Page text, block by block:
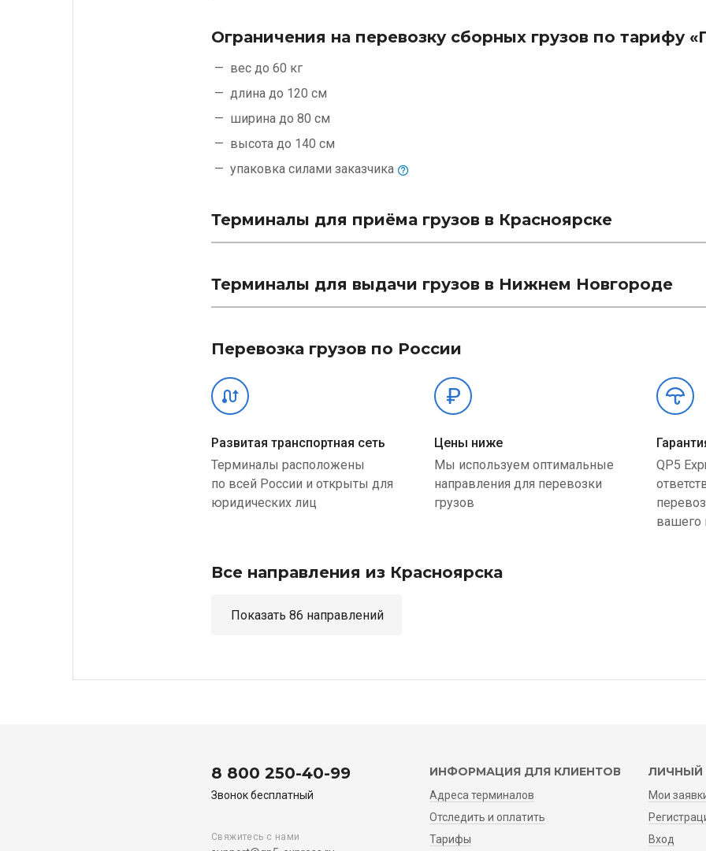
Ограничения на перевозку сборных грузов по тарифу
вес до 60 кг
длина до 120 см
ширина до 80 см
высота до 140 см
упаковка силами заказчика
Терминалы для приёма грузов в Красноярске
Терминалы для выдачи грузов в Нижнем Новгороде
Перевозка грузов по России
Развитая транспортная сеть
Терминалы расположены
по всей России и открыты для
юридических лиц
Цены ниже
Мы используем оптимальные
направления для перевозки
грузов
QP5
вашего
Все направления из Красноярска
Показать 86 направлений
8 800 250-40-99
Звонок бесплатный
Свяжитесь с нами
ИНФОРМАЦИЯ ДЛЯ КЛИЕНТОВ
Адреса терминалов
Отследить и оплатить
Тарифы
ЛИЧНЫЙ
Мои
Вход